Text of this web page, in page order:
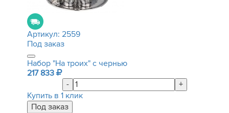
Артикул: 2559
Под заказ
Набор "На троих" с чернью
217 833
-
+
Купить в 1 клик